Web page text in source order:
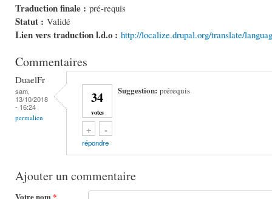
Traduction finale : pré-requis
Statut : Validé
Lien vers traduction l.d.o : http://localize.drupal.org/translate/
Commentaires
DuaelFr
sam,
13/10/2018
- 16:24
permalien
34
votes
+
Vote up!-
Vote down!
Suggestion:prérequis
répondre
Ajouter un commentaire
Votre nom*